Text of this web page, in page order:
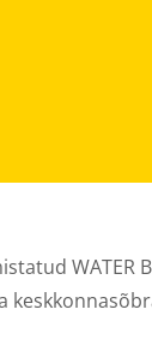
WATER